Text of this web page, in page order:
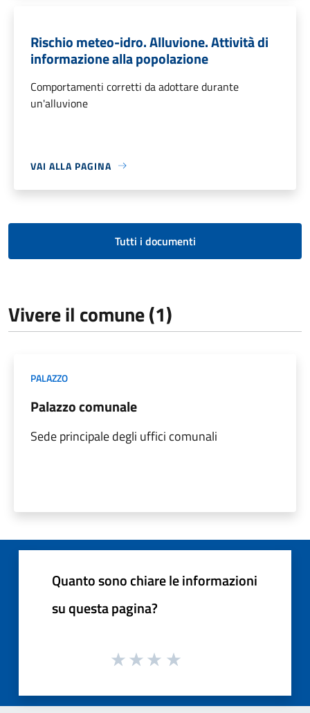
Rischio meteo-idro. Alluvione. Attività di
informazione alla popolazione
Comportamenti corretti da adottare durante
un'alluvione
VAI ALLA PAGINA
Tutti i documenti
Vivere il comune (1)
PALAZZO
Palazzo comunale
Sede principale degli uffici comunali
Quanto sono chiare le informazioni
su questa pagina?